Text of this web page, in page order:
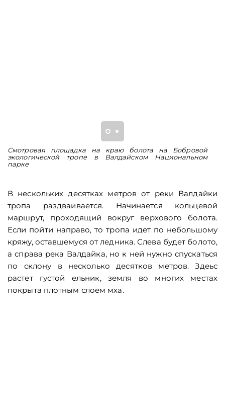
Смотровая площадка на краю болота на Бобровой
экологической тропе в Валдайском Национальном
парке
В нескольких десятках метров от реки Валдайки
тропа раздваивается. Начинается кольцевой
маршрут, проходящий вокруг верхового болота.
Если пойти направо, то тропа идет по небольшому
кряжу, оставшемуся от ледника. Слева будет болото,
а справа река Валдайка, но к ней нужно спускаться
по склону в несколько десятков метров. Здеьс
растет густой ельник, земля во многих местах
покрыта плотным слоем мха.